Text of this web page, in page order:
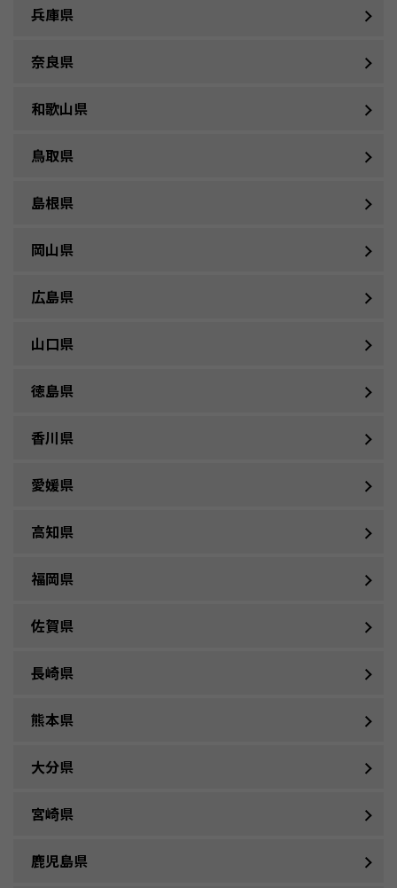
兵庫県
奈良県
和歌山県
鳥取県
島根県
岡山県
広島県
山口県
徳島県
香川県
愛媛県
高知県
福岡県
佐賀県
長崎県
熊本県
大分県
宮崎県
鹿児島県